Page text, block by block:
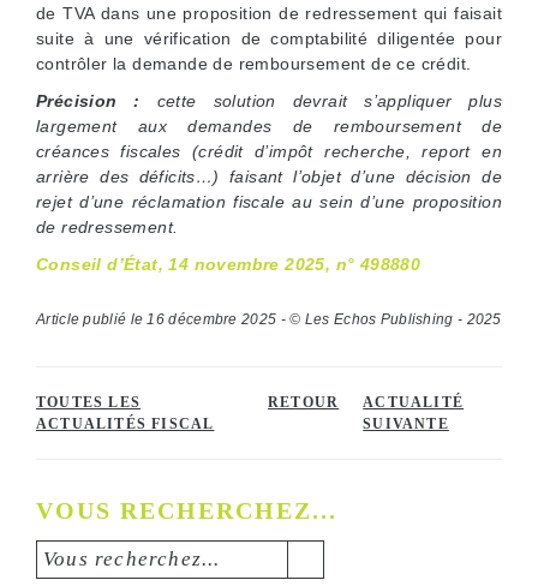
de TVA dans une proposition de redressement qui faisait
suite à une vérification de comptabilité diligentée pour
contrôler la demande de remboursement de ce crédit.
Précision :
cette solution devrait s’appliquer plus
largement aux demandes de remboursement de
créances fiscales (crédit d’impôt recherche, report en
arrière des déficits…) faisant l’objet d’une décision de
rejet d’une réclamation fiscale au sein d’une proposition
de redressement.
Conseil d’État, 14 novembre 2025, n° 498880
Article publié le 16 décembre 2025 - © Les Echos Publishing - 2025
TOUTES LES
ACTUALITÉS FISCAL
RETOUR
ACTUALITÉ
SUIVANTE
VOUS RECHERCHEZ...
Vous recherchez...